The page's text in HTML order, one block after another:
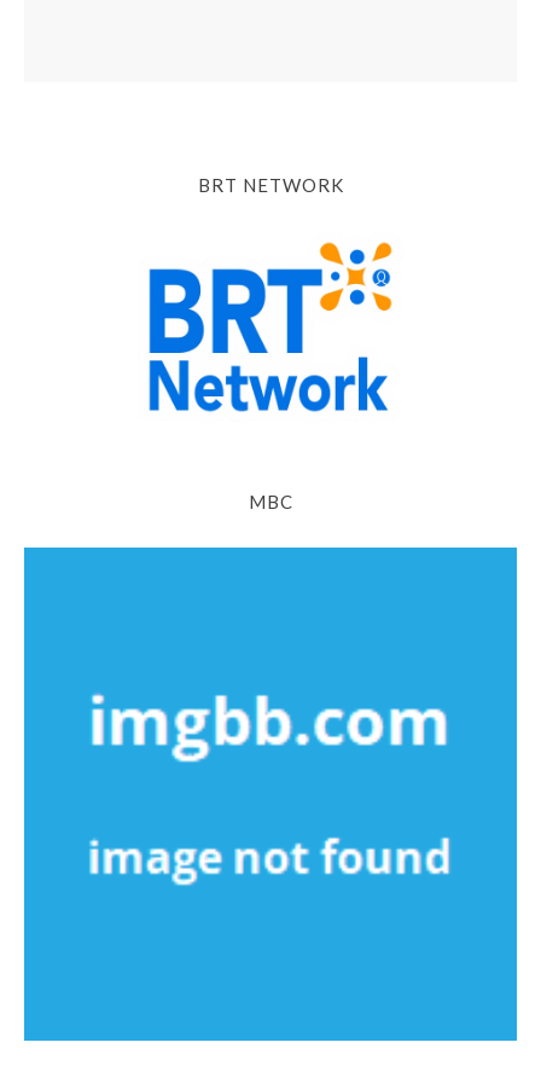
BRT NETWORK
MBC